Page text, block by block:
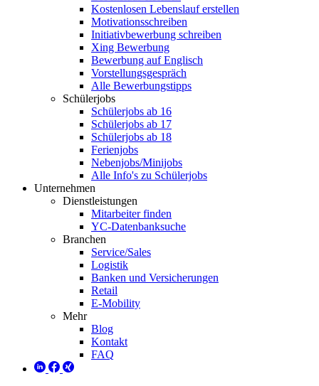
Kostenlosen Lebenslauf erstellen
Motivationsschreiben
Initiativbewerbung schreiben
Xing Bewerbung
Bewerbung auf Englisch
Vorstellungsgespräch
Alle Bewerbungstipps
Schülerjobs
Schülerjobs ab 16
Schülerjobs ab 17
Schülerjobs ab 18
Ferienjobs
Nebenjobs/Minijobs
Alle Info's zu Schülerjobs
Unternehmen
Dienstleistungen
Mitarbeiter finden
YC-Datenbanksuche
Branchen
Service/Sales
Logistik
Banken und Versicherungen
Retail
E-Mobility
Mehr
Blog
Kontakt
FAQ